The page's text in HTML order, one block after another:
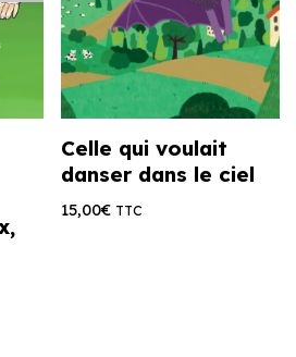
Celle qui voulait
danser dans le ciel
15,00€ TTC